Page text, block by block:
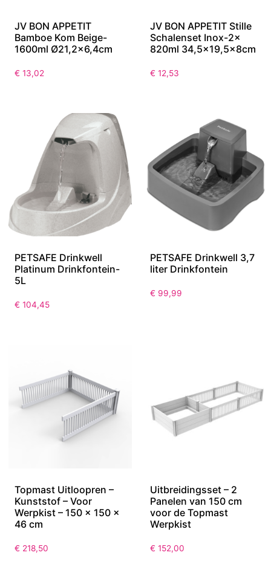
JV BON APPETIT
Bamboe Kom Beige-
1600ml Ø21,2×6,4cm
€ 13,02
JV BON APPETIT Stille
Schalenset Inox-2x
820ml 34,5×19,5x8cm
€ 12,53
PETSAFE Drinkwell
Platinum Drinkfontein-
5L
€ 104,45
PETSAFE Drinkwell 3,7
liter Drinkfontein
€ 99,99
Topmast Uitloopren –
Kunststof – Voor
Werpkist – 150 x 150 x
46 cm
€ 218,50
Uitbreidingsset – 2
Panelen van 150 cm
voor de Topmast
Werpkist
€ 152,00